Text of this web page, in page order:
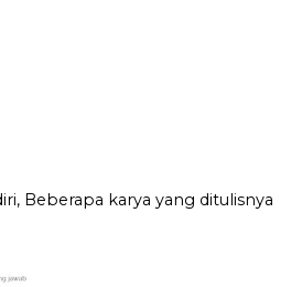
Beberapa karya yang ditulisnya